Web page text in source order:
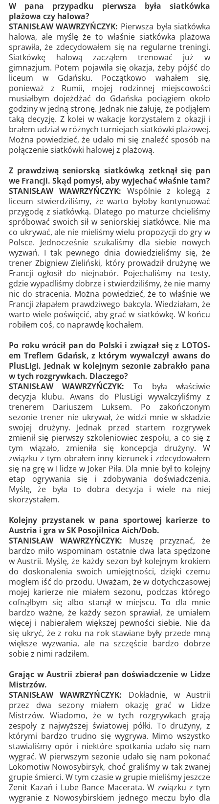
W pana przypadku pierwsza była siatkówka
plażowa czy halowa?
STANISŁAW WAWRZYŃCZYK: Pierwsza była siatkówka
halowa, ale myślę że to właśnie siatkówka plażowa
sprawiła, że zdecydowałem się na regularne treningi.
Siatkówkę halową zacząłem trenować już w
gimnazjum. Potem pojawiła się okazja, żeby pójść do
liceum w Gdańsku. Początkowo wahałem się,
ponieważ z Rumii, mojej rodzinnej miejscowości
musiałbym dojeżdżać do Gdańska pociągiem około
godziny w jedną stronę. Jednak nie żałuję, że podjąłem
taką decyzję. Z kolei w wakacje korzystałem z okazji i
brałem udział w różnych turniejach siatkówki plażowej.
Można powiedzieć, że udało mi się znaleźć sposób na
połączenie siatkówki halowej z plażową.
Z prawdziwą seniorską siatkówką zetknął się pan
we Francji. Skąd pomysł, aby wyjechać właśnie tam?
STANISŁAW WAWRZYŃCZYK: Wspólnie z kolegą z
liceum stwierdziliśmy, że warto byłoby kontynuować
przygodę z siatkówką. Dlatego po maturze chcieliśmy
spróbować swoich sił w seniorskiej siatkówce. Nie ma
co ukrywać, ale nie mieliśmy wielu propozycji do gry w
Polsce. Jednocześnie szukaliśmy dla siebie nowych
wyzwań. I tak pewnego dnia dowiedzieliśmy się, że
trener Zbigniew Zieliński, który prowadził drużynę we
Francji ogłosił do niejnabór. Pojechaliśmy na testy,
gdzie wypadliśmy dobrze i stwierdziliśmy, że nie mamy
nic do stracenia. Można powiedzieć, że to właśnie we
Francji złapałem prawdziwego bakcyla. Wiedziałam, że
warto wiele poświęcić, aby grać w siatkówkę. W końcu
robiłem coś, co naprawdę kochałem.
Po roku wrócił pan do Polski i związał się z LOTOS-
em Treflem Gdańsk, z którym wywalczył awans do
PlusLigi. Jednak w kolejnym sezonie zabrakło pana
w tych rozgrywkach. Dlaczego?
STANISŁAW WAWRZYŃCZYK: To była właściwie
decyzja klubu. Awans do PlusLigi wywalczyliśmy z
trenerem Dariuszem Luksem. Po zakończonym
sezonie trener nie ukrywał, że widzi mnie w składzie
swojej drużyny. Jednak przed startem rozgrywek
zmienił się pierwszy szkoleniowiec zespołu, a co się z
tym wiązało, zmieniła się koncepcja drużyny. W
związku z tym obrałem inny kierunek i zdecydowałem
się na grę w I lidze w Joker Piła. Dla mnie był to kolejny
etap ogrywania się i zdobywania doświadczenia.
Myślę, że była to dobra decyzja i wiele na niej
skorzystałem.
Kolejny przystanek w pana sportowej karierze to
Austria i gra w SK Posojilnica Aich/Dob.
STANISŁAW WAWRZYŃCZYK: Muszę przyznać, że
bardzo miło wspominam ostatnie dwa lata spędzone
w Austrii. Myślę, że każdy sezon był kolejnym krokiem
do doskonalenia swoich umiejętności, dzięki czemu
mogłem iść do przodu. Uważam, że w dotychczasowej
mojej karierze nie miałem sezonu, podczas którego
cofnąłbym się albo stanął w miejscu. To dla mnie
bardzo ważne, że każdy sezon sprawiał, że umiałem
więcej i nabierałem większej pewności siebie. Nie da
się ukryć, że z roku na rok stawiane były przede mną
większe wyzwania, ale na szczęście bardzo dobrze
sobie z nimi radziłem.
Grając w Austrii zbierał pan doświadczenie w Lidze
Mistrzów.
STANISŁAW WAWRZYŃCZYK: Dokładnie, w Austrii
przez dwa sezony miałem okazję grać w Lidze
Mistrzów. Wiadomo, że w tych rozgrywkach grają
zespoły z najwyższej światowej półki. To drużyny, z
którymi bardzo trudno się wygrywa. Mimo wszystko
stawialiśmy opór i niektóre spotkania udało się nam
wygrać. W pierwszym sezonie udało się nam pokonać
Lokomotiw Nowosybirsyk, choć graliśmy w tak zwanej
grupie śmierci. W tym czasie w grupie mieliśmy jeszcze
Zenit Kazań i Lube Bance Macerata. W związku z tym
wygranie z Nowosybirskiem jednego meczu było dla